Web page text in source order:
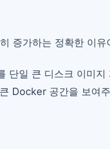
증가하는 정확한 이유
일 큰 디스크 이미지
Docker 공간을 보여